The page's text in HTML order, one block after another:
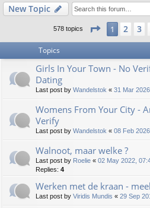
New Topic
578 topics Page 1of12
1 2 3
Topics
Girls In Your Town - No
Dating
Last post by Wandelstok « 31 Mar
Womens From Your City -
Verify
Last post by Wandelstok « 08 Feb
Walnoot, maar welke ?
Last post by Roelie « 02 May 2022,
Replies: 4
Werken met de kraan -
Last post by Viridis Mundis « 29 Sep